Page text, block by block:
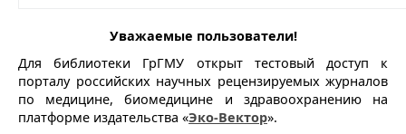
Уважаемые пользователи!
Для библиотеки ГрГМУ открыт тестовый доступ к
порталу российских научных рецензируемых журналов
по медицине, биомедицине и здравоохранению на
платформе издательства «Эко-Вектор».